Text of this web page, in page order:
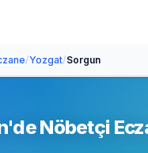
/Yozgat/Sorgun
Nöbetçi